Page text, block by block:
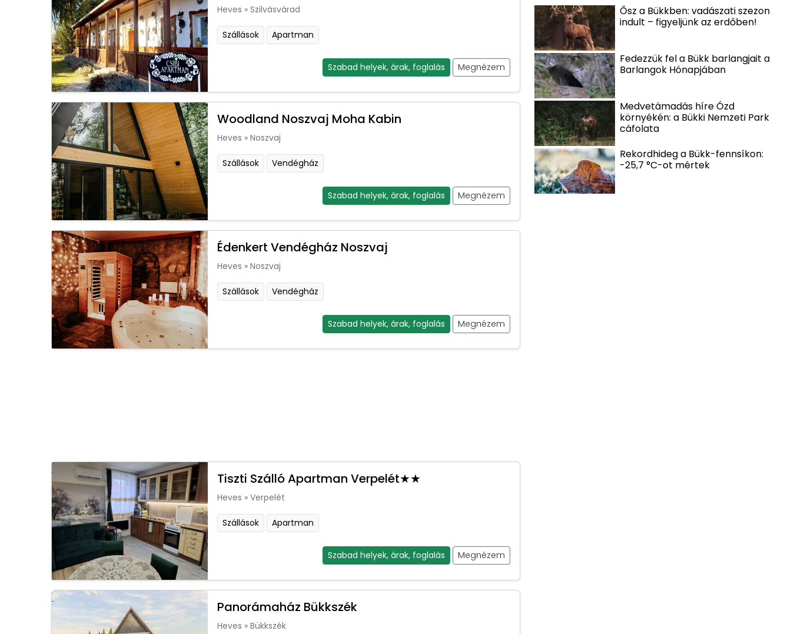
Heves » Szilvásvárad
Szállások Apartman
Szabad helyek, árak, foglalás Megnézem
Woodland Noszvaj Moha Kabin
Heves » Noszvaj
Szállások Vendégház
Szabad helyek, árak, foglalás Megnézem
Édenkert Vendégház Noszvaj
Heves » Noszvaj
Szállások Vendégház
Szabad helyek, árak, foglalás Megnézem
Tiszti Szálló Apartman Verpelét★★
Heves » Verpelét
Szállások Apartman
Szabad helyek, árak, foglalás Megnézem
Panorámaház Bükkszék
Heves » Bükkszék
Ősz a Bükkben: vadászati szezon
indult – figyeljünk az erdőben!
Fedezzük fel a Bükk barlangjait a
Barlangok Hónapjában
Medvetámadás híre Ózd
környékén: a Bükki Nemzeti Park
cáfolata
Rekordhideg a Bükk-fennsíkon:
-25,7 °C-ot mértek